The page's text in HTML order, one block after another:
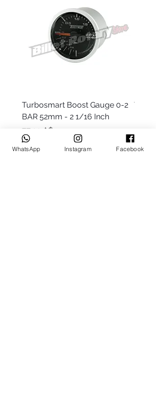
Turbosmart Boost Gauge 0-2
BAR 52mm - 2 1/16 Inch
Цена
77,99 A$
WhatsApp Instagram Facebook